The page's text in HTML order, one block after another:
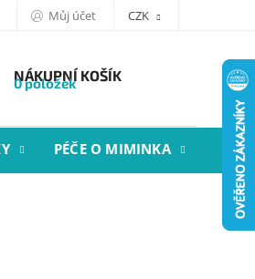
Můj účet CZK
NÁKUPNÍ KOŠÍK
0 položek
PÉČE O MIMINKA